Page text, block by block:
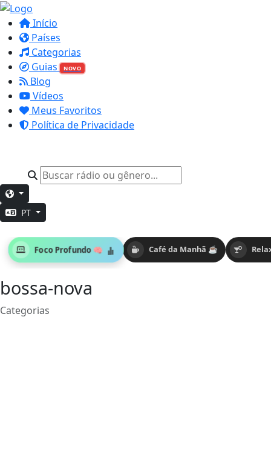
Início
Países
Categorias
Guias
NOVO
Blog
Vídeos
Meus Favoritos
Política de Privacidade
PT
Café da Manhã ☕
Foco Profundo 🧠
bossa-nova
Categorias